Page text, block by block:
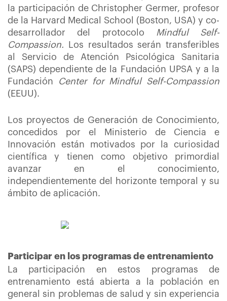
la participación de Christopher Germer, profesor
de la Harvard Medical School (Boston, USA) y co-
desarrollador del protocolo
Mindful Self-
Compassion.
Los resultados serán transferibles
al Servicio de Atención Psicológica Sanitaria
(SAPS) dependiente de la Fundación UPSA y a la
Fundación
Center for Mindful Self-Compassion
(EEUU).
Los proyectos de Generación de Conocimiento,
concedidos por el Ministerio de Ciencia e
Innovación están motivados por la curiosidad
científica y tienen como objetivo primordial
avanzar en el conocimiento,
independientemente del horizonte temporal y su
ámbito de aplicación.
Participar en los programas de entrenamiento
La participación en estos programas de
entrenamiento está abierta a la población en
general sin problemas de salud y sin experiencia